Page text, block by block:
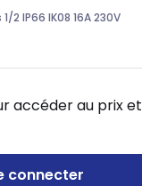
IP66 IK08 16A 230V
accéder au prix et
connecter